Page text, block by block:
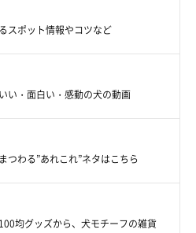
スポット情報やコツなど
い・面白い・感動の犬の動画
つわる”あれこれ”ネタはこちら
均グッズから、犬モチーフの雑貨